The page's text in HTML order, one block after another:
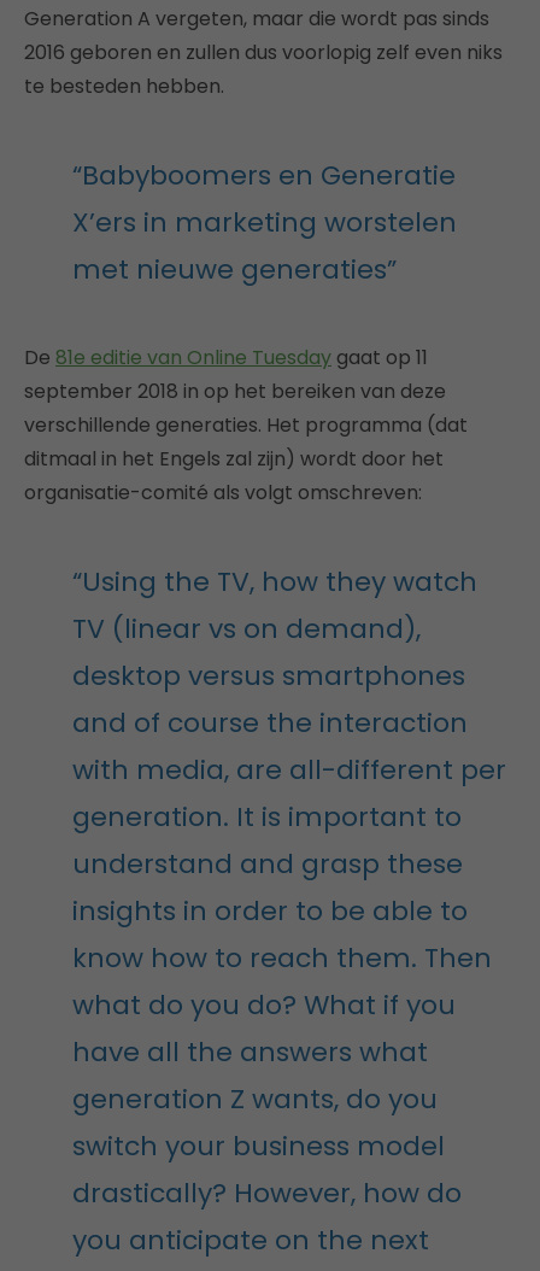
Generation A vergeten, maar die wordt pas sinds
2016 geboren en zullen dus voorlopig zelf even niks
te besteden hebben.
“Babyboomers en Generatie
X’ers in marketing worstelen
met nieuwe generaties”
De 81e editie van Online Tuesday gaat op 11
september 2018 in op het bereiken van deze
verschillende generaties. Het programma (dat
ditmaal in het Engels zal zijn) wordt door het
organisatie-comité als volgt omschreven:
“Using the TV, how they watch
TV (linear vs on demand),
desktop versus smartphones
and of course the interaction
with media, are all-different per
generation. It is important to
understand and grasp these
insights in order to be able to
know how to reach them. Then
what do you do? What if you
have all the answers what
generation Z wants, do you
switch your business model
drastically? However, how do
you anticipate on the next